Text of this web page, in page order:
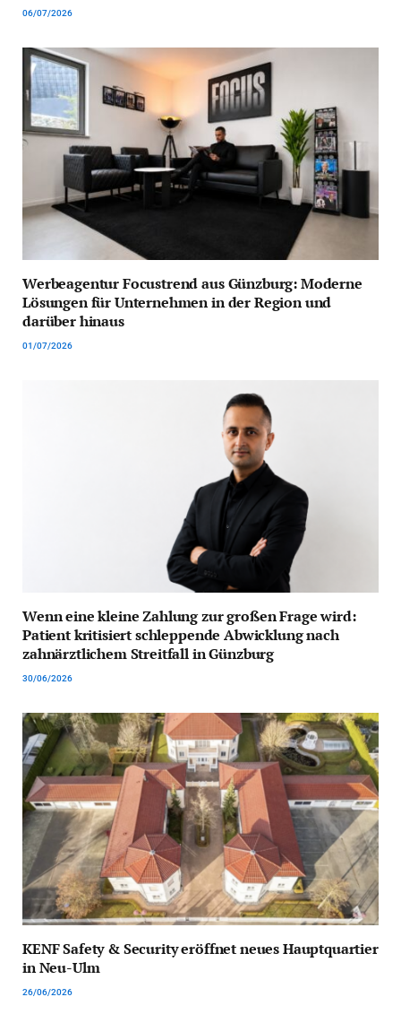
06/07/2026
Werbeagentur Focustrend aus Günzburg: Moderne
Lösungen für Unternehmen in der Region und
darüber hinaus
01/07/2026
Wenn eine kleine Zahlung zur großen Frage wird:
Patient kritisiert schleppende Abwicklung nach
zahnärztlichem Streitfall in Günzburg
30/06/2026
KENF Safety & Security eröffnet neues Hauptquartier
in Neu-Ulm
26/06/2026